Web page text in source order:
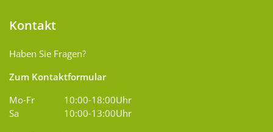
Kontakt
Haben Sie Fragen?
Zum Kontaktformular
Mo-Fr
10:00-18:00Uhr
Sa
10:00-13:00Uhr